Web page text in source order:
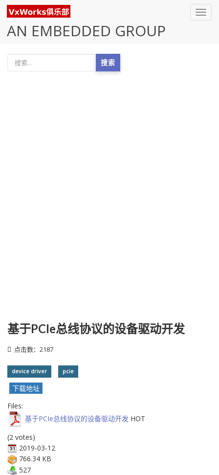
AN EMBEDDED GROUP
搜索
基于PCIe总线协议的设备驱动开发
点击数：2187
device driver pcie
下载地址
Files:
基于PCIe总线协议的设备驱动开发 HOT
(2 votes)
2019-03-12
766.34 KB
527